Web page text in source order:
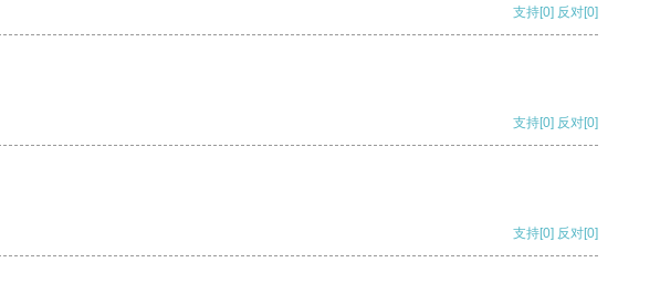
支持[0] 反对[0]
支持[0] 反对[0]
支持[0] 反对[0]